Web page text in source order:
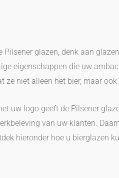
Pilsener glazen, denk aan
eigenschappen die uw
ze niet alleen het bier, maar
uw logo geeft de Pilsener
van uw klanten.
hieronder hoe u bierglazen